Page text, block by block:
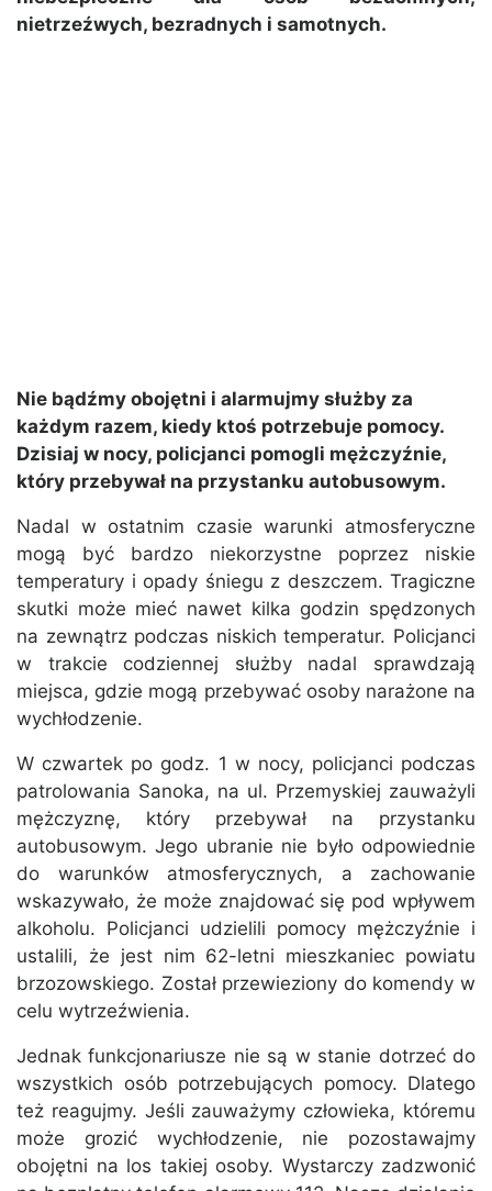
nietrzeźwych, bezradnych i samotnych.
Nie bądźmy obojętni i alarmujmy służby za
każdym razem, kiedy ktoś potrzebuje pomocy.
Dzisiaj w nocy, policjanci pomogli mężczyźnie,
który przebywał na przystanku autobusowym.
Nadal w ostatnim czasie warunki atmosferyczne
mogą być bardzo niekorzystne poprzez niskie
temperatury i opady śniegu z deszczem. Tragiczne
skutki może mieć nawet kilka godzin spędzonych
na zewnątrz podczas niskich temperatur. Policjanci
w trakcie codziennej służby nadal sprawdzają
miejsca, gdzie mogą przebywać osoby narażone na
wychłodzenie.
W czwartek po godz. 1 w nocy, policjanci podczas
patrolowania Sanoka, na ul. Przemyskiej zauważyli
mężczyznę, który przebywał na przystanku
autobusowym. Jego ubranie nie było odpowiednie
do warunków atmosferycznych, a zachowanie
wskazywało, że może znajdować się pod wpływem
alkoholu. Policjanci udzielili pomocy mężczyźnie i
ustalili, że jest nim 62-letni mieszkaniec powiatu
brzozowskiego. Został przewieziony do komendy w
celu wytrzeźwienia.
Jednak funkcjonariusze nie są w stanie dotrzeć do
wszystkich osób potrzebujących pomocy. Dlatego
też reagujmy. Jeśli zauważymy człowieka, któremu
może grozić wychłodzenie, nie pozostawajmy
obojętni na los takiej osoby. Wystarczy zadzwonić